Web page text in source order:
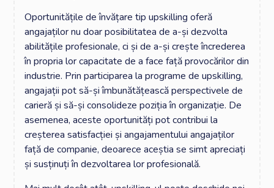
Oportunitățile de învățare tip upskilling oferă
angajaților nu doar posibilitatea de a-și dezvolta
abilitățile profesionale, ci și de a-și crește încrederea
în propria lor capacitate de a face față provocărilor din
industrie. Prin participarea la programe de upskilling,
angajații pot să-și îmbunătățească perspectivele de
carieră și să-și consolideze poziția în organizație. De
asemenea, aceste oportunități pot contribui la
creșterea satisfacției și angajamentului angajaților
față de companie, deoarece aceștia se simt apreciați
și susținuți în dezvoltarea lor profesională.